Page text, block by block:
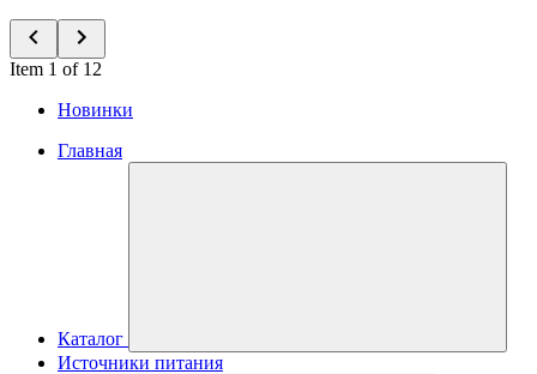
Item 1 of 12
Новинки
Главная
Каталог
Источники питания